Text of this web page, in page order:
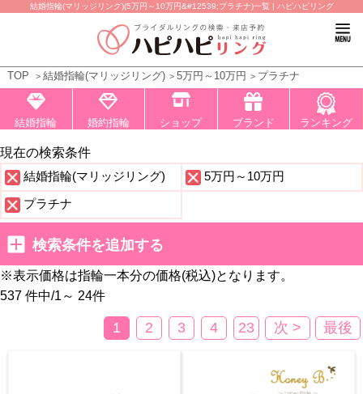
結婚指輪(マリッジリング)(5万円～10万円&#12539;プラチナ)一覧 | ハピハピリング
TOP 結婚指輪(マリッジリング) 5万円～10万円 プラチナ
結婚指輪 婚約指輪 ショップ ブランド ランキング
現在の検索条件
結婚指輪(マリッジリング) 5万円～10万円
プラチナ
検索条件を追加する
※表示価格は指輪一本分の価格(税込)となります。
537 件中/1～ 24件
1 2 3 4 23 次 > 最後